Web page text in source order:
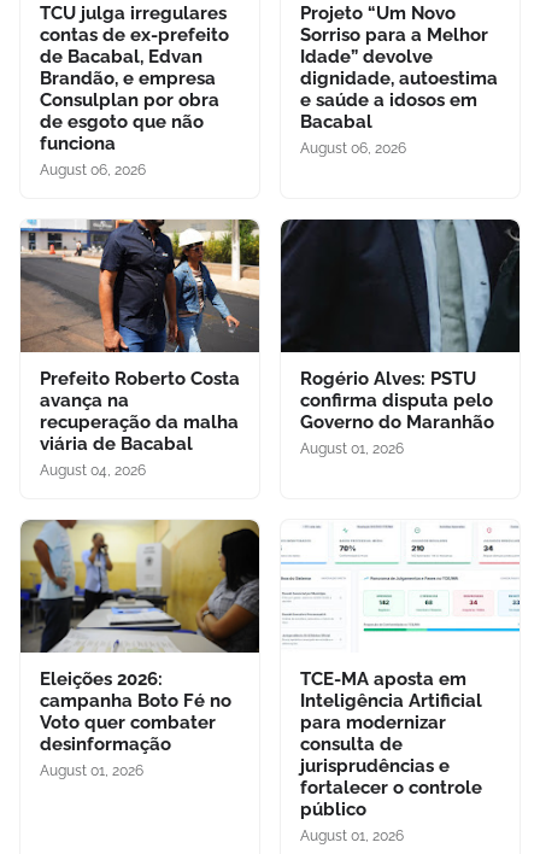
TCU julga irregulares
contas de ex-prefeito
de Bacabal, Edvan
Brandão, e empresa
Consulplan por obra
de esgoto que não
funciona
August 06, 2026
Projeto “Um Novo
Sorriso para a Melhor
Idade” devolve
dignidade, autoestima
e saúde a idosos em
Bacabal
August 06, 2026
Prefeito Roberto Costa
avança na
recuperação da malha
viária de Bacabal
August 04, 2026
Rogério Alves: PSTU
confirma disputa pelo
Governo do Maranhão
August 01, 2026
Eleições 2026:
campanha Boto Fé no
Voto quer combater
desinformação
August 01, 2026
TCE-MA aposta em
Inteligência Artificial
para modernizar
consulta de
jurisprudências e
fortalecer o controle
público
August 01, 2026